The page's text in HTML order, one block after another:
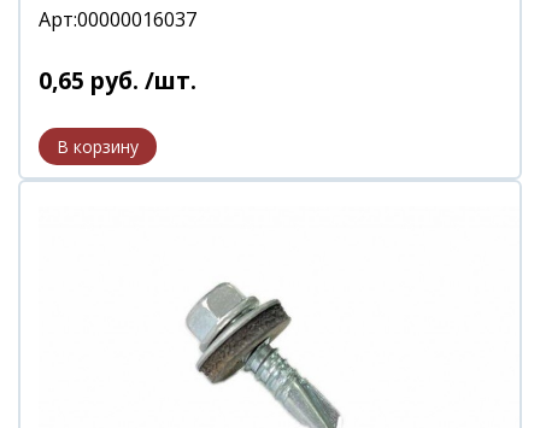
Арт:00000016037
0,65 руб. /шт.